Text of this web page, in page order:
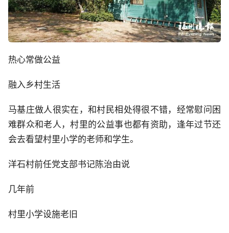
热心常做公益
融入乡村生活
马基庄做人很实在，和村民相处得很不错，经常慰问困
难群众和老人，村里的公益事也都有资助，逢年过节还
会去看望村里小学的老师和学生。
洋石村前任党支部书记陈治由说
几年前
村里小学设施老旧